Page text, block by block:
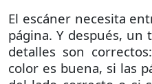
El escáner necesita
página. Y después,
detalles son
color es buena, si las